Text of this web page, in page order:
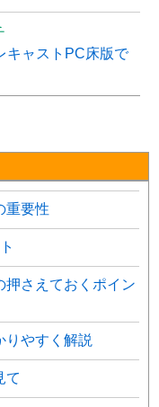
キャストPC床版で
重要性
押さえておくポイン
りやすく解説
て